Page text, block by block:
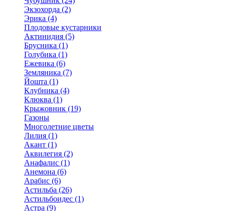
Экзохорда (2)
Эрика (4)
Плодовые кустарники
Актинидия (5)
Брусника (1)
Голубика (1)
Ежевика (6)
Земляника (7)
Йошта (1)
Клубника (4)
Клюква (1)
Крыжовник (19)
Газоны
Многолетние цветы
Лилия (1)
Акант (1)
Аквилегия (2)
Анафалис (1)
Анемона (6)
Арабис (6)
Астильба (26)
Астильбоидес (1)
Астра (9)